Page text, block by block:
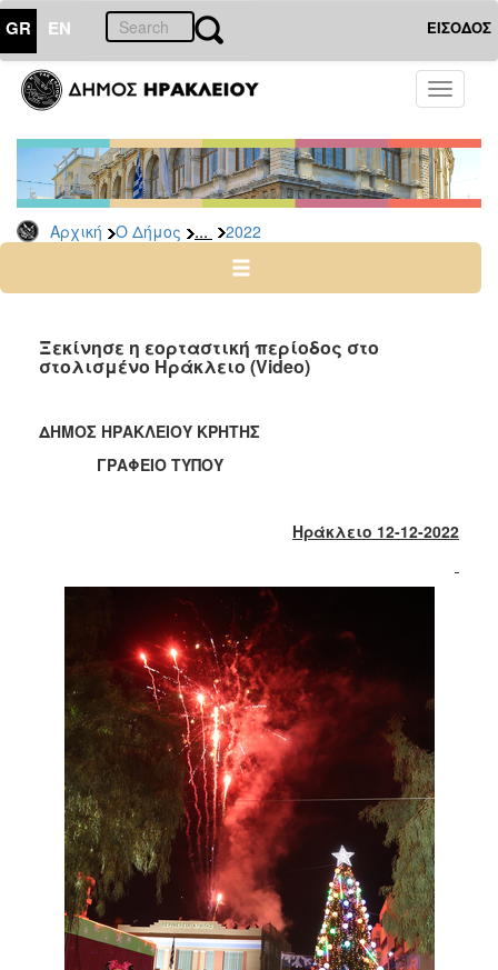
GR EN ΕΙΣΟΔΟΣ
Toggle
Αρχική Ο Δήμος ... 2022
ΔΗΜΟΣ
Δελτία
Τύπου
Αρχείο
2026
2024
2022
2020
2019
2012
2011
2010
2006
ΠΟΛΙΤΙΣΜΟΣ
Ξεκίνησε η εορταστική περίοδος στο
στολισμένο Ηράκλειο (Video)
ΔΗΜΟΣ ΗΡΑΚΛΕΙΟΥ ΚΡΗΤΗΣ
ΓΡΑΦΕΙΟ ΤΥΠΟΥ
Ηράκλειο 12-12-2022